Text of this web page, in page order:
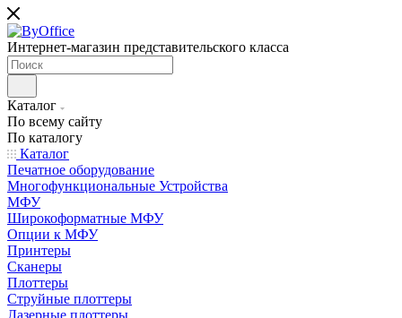
Интернет-магазин представительского класса
Каталог
По всему сайту
По каталогу
Каталог
Печатное оборудование
Многофункциональные Устройства
МФУ
Широкоформатные МФУ
Опции к МФУ
Принтеры
Сканеры
Плоттеры
Струйные плоттеры
Лазерные плоттеры